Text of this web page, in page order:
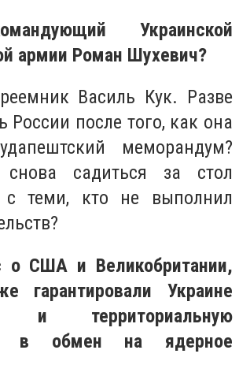
Украинской
армии Роман Шухевич?
Василь Кук. Разве
России после того, как она
меморандум?
садиться за стол
с теми, кто не выполнил
о США и Великобритании,
гарантировали Украине
и территориальную
в обмен на ядерное